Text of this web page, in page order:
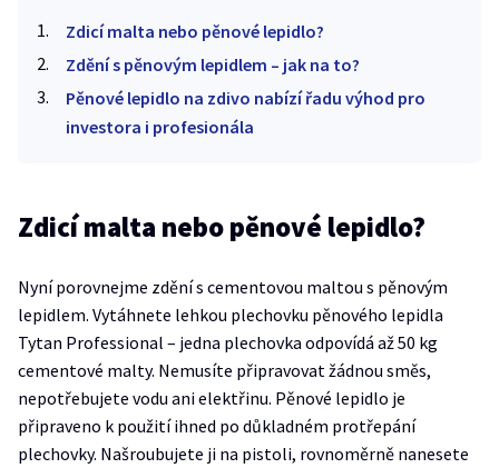
Zdicí malta nebo pěnové lepidlo?
Zdění s pěnovým lepidlem – jak na to?
Pěnové lepidlo na zdivo nabízí řadu výhod pro
investora i profesionála
Zdicí malta nebo pěnové lepidlo?
Nyní porovnejme zdění s cementovou maltou s pěnovým
lepidlem. Vytáhnete lehkou plechovku pěnového lepidla
Tytan Professional – jedna plechovka odpovídá až 50 kg
cementové malty. Nemusíte připravovat žádnou směs,
nepotřebujete vodu ani elektřinu. Pěnové lepidlo je
připraveno k použití ihned po důkladném protřepání
plechovky. Našroubujete ji na pistoli, rovnoměrně nanesete